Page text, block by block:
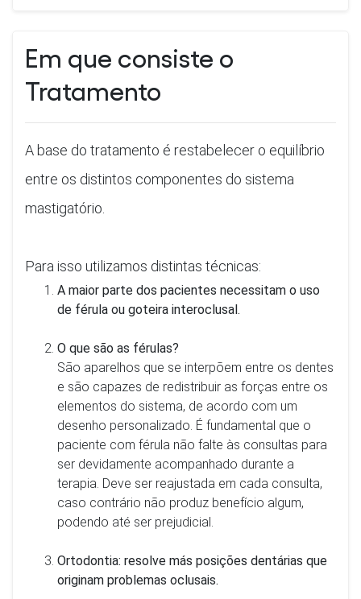
Em que consiste o
Tratamento
A base do tratamento é restabelecer o equilíbrio
entre os distintos componentes do sistema
mastigatório.
Para isso utilizamos distintas técnicas:
A maior parte dos pacientes necessitam o uso
de férula ou goteira interoclusal.
O que são as férulas?
São aparelhos que se interpõem entre os dentes
e são capazes de redistribuir as forças entre os
elementos do sistema, de acordo com um
desenho personalizado. É fundamental que o
paciente com férula não falte às consultas para
ser devidamente acompanhado durante a
terapia. Deve ser reajustada em cada consulta,
caso contrário não produz benefício algum,
podendo até ser prejudicial.
Ortodontia: resolve más posições dentárias que
originam problemas oclusais.